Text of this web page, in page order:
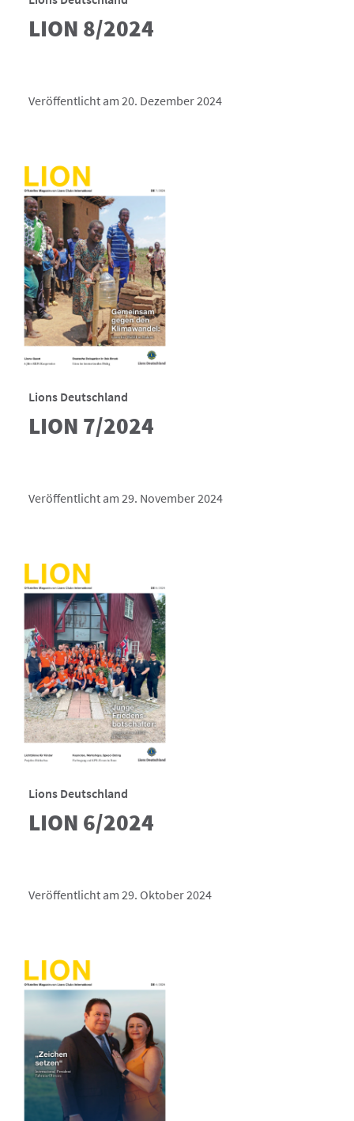
LION 8/2024
Veröffentlicht am 20. Dezember 2024
Lions Deutschland
LION 7/2024
Veröffentlicht am 29. November 2024
Lions Deutschland
LION 6/2024
Veröffentlicht am 29. Oktober 2024